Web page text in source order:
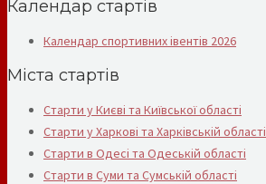
Календар стартів
Календар спортивних івентів 2026
Міста стартів
Старти у Києві та Київської області
Старти у Харкові та Харківській області
Старти в Одесі та Одеській області
Старти в Суми та Сумській області